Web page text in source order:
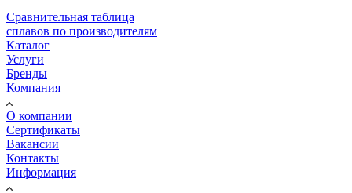
Сравнительная таблица
сплавов по производителям
Каталог
Услуги
Бренды
Компания
О компании
Сертификаты
Вакансии
Контакты
Информация